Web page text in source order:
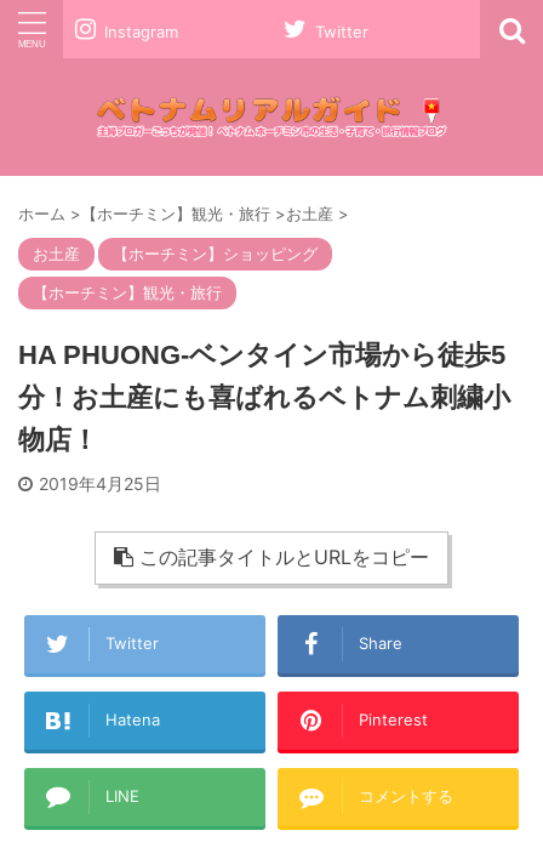
Instagram Twitter
ホーム > 【ホーチミン】観光・旅行 >お土産 >
お土産
【ホーチミン】ショッピング
【ホーチミン】観光・旅行
HA PHUONG-ベンタイン市場から徒歩5
分！お土産にも喜ばれるベトナム刺繍小
物店！
2019年4月25日
この記事タイトルとURLをコピー
Twitter Share
Hatena Pinterest
LINE コメントする